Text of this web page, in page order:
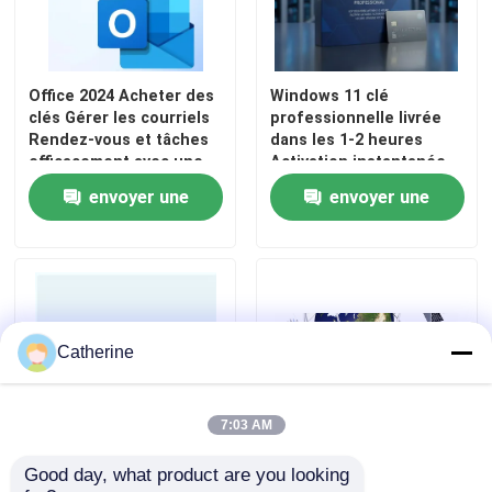
Plus professionnel du bureau 2019
Office 365 A3
MS 365 E3
Windows 11 clé d'accueil
Le serveur Windows 2025
Office 2024 Acheter des
clés Gérer les courriels
Rendez-vous et tâches
efficacement avec une
intégration
transparente dans les
envoyer une
Windows 11 clé
professionnelle livrée
dans les 1-2 heures
Activation instantanée
authentique Plateforme
Windows Accès sécurisé
envoyer une
La clé d'achat Office Solution serveur de clés
Catherine
7:03 AM
Good day, what product are you looking